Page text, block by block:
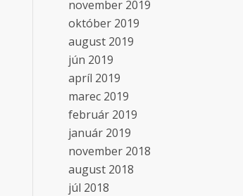
november 2019
október 2019
august 2019
jún 2019
apríl 2019
marec 2019
február 2019
január 2019
november 2018
august 2018
júl 2018